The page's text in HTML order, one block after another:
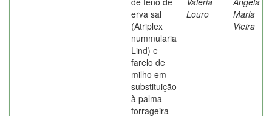
erva sal
(Atriplex
nummularia
Lind) e
farelo de
milho em
substituição
à palma
forrageira
Louro
Maria
Vieira